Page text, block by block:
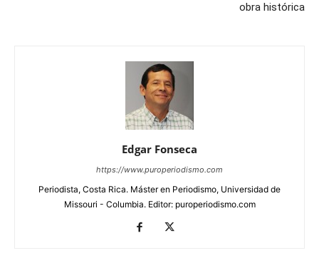
obra histórica
Edgar Fonseca
https://www.puroperiodismo.com
Periodista, Costa Rica. Máster en Periodismo, Universidad de
Missouri - Columbia. Editor: puroperiodismo.com